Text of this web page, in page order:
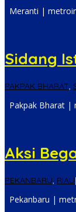
Meranti |
Sidang
PAKPAK BHARAT,
Pakpak Bharat |
Aksi
PEKANBARU, RIAU|
Pekanbaru |